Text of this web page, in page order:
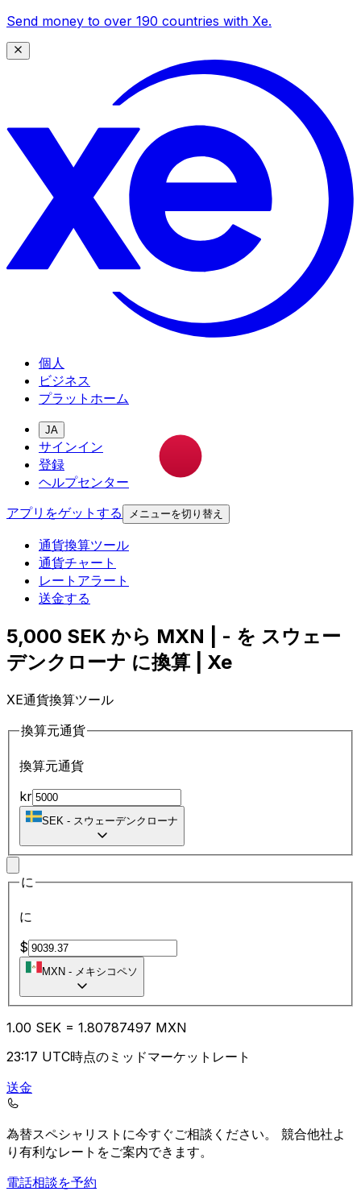
Send money to over 190 countries with Xe.
個人
ビジネス
プラットホーム
JA
サインイン
登録
ヘルプセンター
アプリをゲットする
メニューを切り替え
通貨換算ツール
通貨チャート
レートアラート
送金する
5,000 SEK から MXN | - を スウェー
デンクローナ に換算 | Xe
XE通貨換算ツール
換算元通貨
換算元通貨
kr
SEK - スウェーデンクローナ
に
に
$
MXN - メキシコペソ
1.00 SEK = 1.80787497 MXN
23:17 UTC時点のミッドマーケットレート
送金
為替スペシャリストに今すぐご相談ください。 競合他社よ
り有利なレートをご案内できます。
電話相談を予約